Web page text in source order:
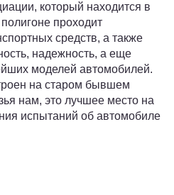
который находится в
проходит
средств, а также
надежность, а еще
моделей автомобилей.
на старом бывшем
нам, это лучшее место на
испытаний об автомобиле